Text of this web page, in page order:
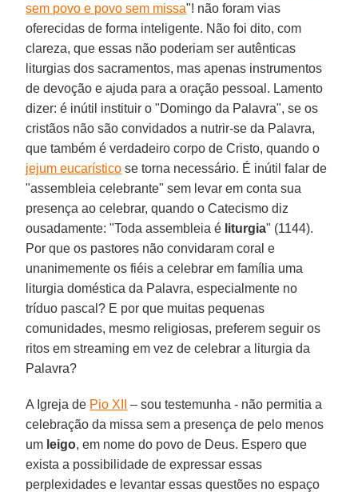
sem povo e povo sem missa"! não foram vias
oferecidas de forma inteligente. Não foi dito, com
clareza, que essas não poderiam ser autênticas
liturgias dos sacramentos, mas apenas instrumentos
de devoção e ajuda para a oração pessoal. Lamento
dizer: é inútil instituir o "Domingo da Palavra", se os
cristãos não são convidados a nutrir-se da Palavra,
que também é verdadeiro corpo de Cristo, quando o
jejum eucarístico se torna necessário. É inútil falar de
"assembleia celebrante" sem levar em conta sua
presença ao celebrar, quando o Catecismo diz
ousadamente: "Toda assembleia é liturgia" (1144).
Por que os pastores não convidaram coral e
unanimemente os fiéis a celebrar em família uma
liturgia doméstica da Palavra, especialmente no
tríduo pascal? E por que muitas pequenas
comunidades, mesmo religiosas, preferem seguir os
ritos em streaming em vez de celebrar a liturgia da
Palavra?
A Igreja de Pio XII
– sou testemunha - não permitia a
celebração da missa sem a presença de pelo menos
um leigo, em nome do povo de Deus. Espero que
exista a possibilidade de expressar essas
perplexidades e levantar essas questões no espaço